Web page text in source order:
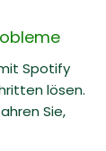
Spotify
lösen.
Sie,